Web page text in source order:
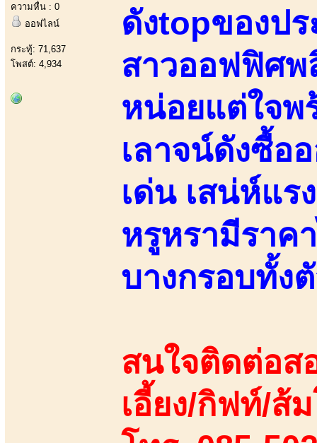
ความหื่น : 0
ออฟไลน์
กระทู้: 71,637
โพสต์: 4,934
ดังtopของป
สาวออฟฟิศพ
หน่อยแต่ใจพ
เลาจน์ดังซื้อ
เด่น เสน่ห์แ
หรูหรามีราค
บางกรอบทั้ง
สนใจติดต่อส
เอี้ยง/กิฟท์/ส้